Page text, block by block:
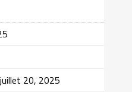
juillet 20, 2025